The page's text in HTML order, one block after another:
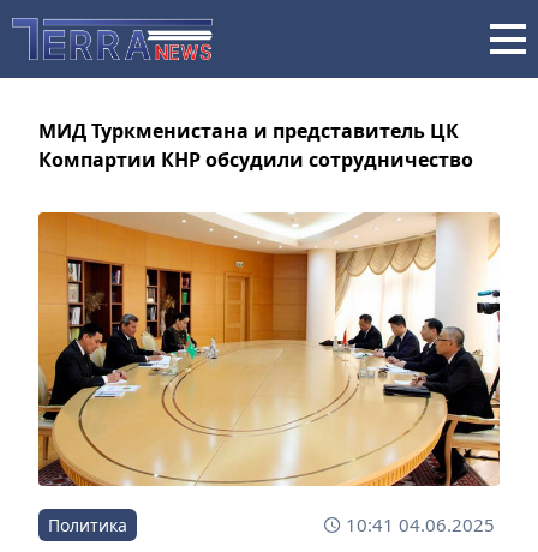
МИД Туркменистана и представитель ЦК
Компартии КНР обсудили сотрудничество
Политика 10:41 04.06.2025